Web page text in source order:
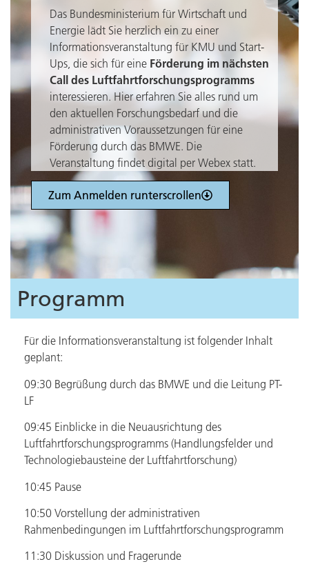
Das Bundesministerium für Wirtschaft und
Energie lädt Sie herzlich ein zu einer
Informationsveranstaltung für KMU und Start-
Ups, die sich für eine Förderung im nächsten
Call des Luftfahrtforschungsprogramms
interessieren. Hier erfahren Sie alles rund um
den aktuellen Forschungsbedarf und die
administrativen Voraussetzungen für eine
Förderung durch das BMWE. Die
Veranstaltung findet digital per Webex statt.
Zum Anmelden runterscrollen
Programm
Für die Informationsveranstaltung ist folgender Inhalt
geplant:
09:30 Begrüßung durch das BMWE und die Leitung PT-
LF
09:45 Einblicke in die Neuausrichtung des
Luftfahrtforschungsprogramms (Handlungsfelder und
Technologiebausteine der Luftfahrtforschung)
10:45 Pause
10:50 Vorstellung der administrativen
Rahmenbedingungen im Luftfahrtforschungsprogramm
11:30 Diskussion und Fragerunde